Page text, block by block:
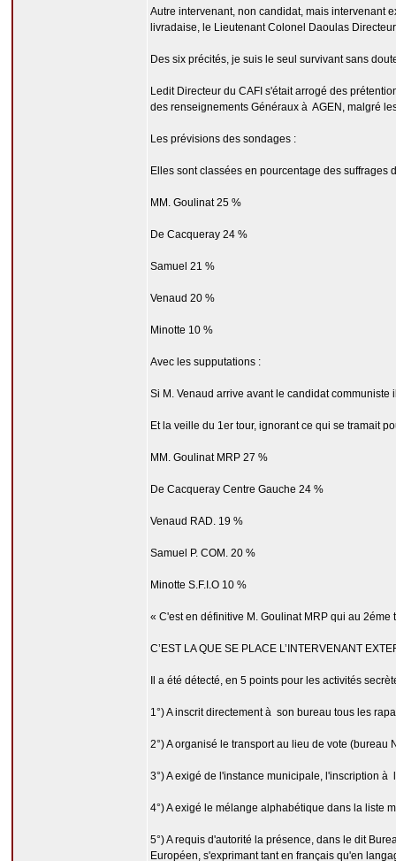
Autre intervenant, non candidat, mais intervenant
livradaise, le Lieutenant Colonel Daoulas
Des six précités, je suis le seul survivant sans
Ledit Directeur du CAFI s'était arrogé des
des renseignements Généraux à AGEN, malgré
Les prévisions des sondages :
Elles sont classées en pourcentage des
MM. Goulinat 25 %
De Cacqueray 24 %
Samuel 21 %
Venaud 20 %
Minotte 10 %
Avec les supputations :
Si M. Venaud arrive avant le candidat
Et la veille du 1er tour, ignorant ce qui se tramait
MM. Goulinat MRP 27 %
De Cacqueray Centre Gauche 24 %
Venaud RAD. 19 %
Samuel P. COM. 20 %
Minotte S.F.I.O 10 %
« C'est en définitive M. Goulinat MRP qui au
C’EST LA QUE SE PLACE L’INTERVENANT
Il a été détecté, en 5 points pour les activités
1°) A inscrit directement à son bureau tous les
2°) A organisé le transport au lieu de vote (bureau
3°) A exigé de l'instance municipale, l'inscription à
4°) A exigé le mélange alphabétique dans la liste
5°) A requis d'autorité la présence, dans le dit
Européen, s'exprimant tant en français qu'en